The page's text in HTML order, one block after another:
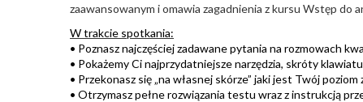
zaawansowanym i omawia zagadnienia z kursu Wstęp do
W trakcie spotkania:
• Poznasz najczęściej zadawane pytania na rozmowach
• Pokażemy Ci najprzydatniejsze narzędzia, skróty
• Przekonasz się „na własnej skórze” jaki jest Twój poziom
• Otrzymasz pełne rozwiązania testu wraz z instrukcją